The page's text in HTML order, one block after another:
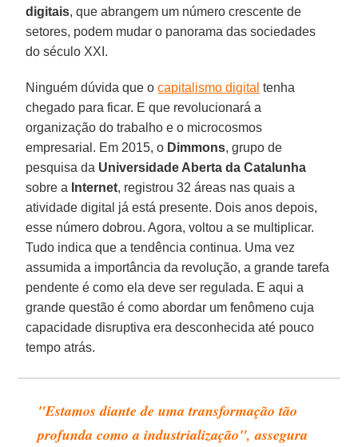
digitais, que abrangem um número crescente de
setores, podem mudar o panorama das sociedades
do século XXI.
Ninguém dúvida que ocapitalismo digital tenha
chegado para ficar. E que revolucionará a
organização do trabalho e o microcosmos
empresarial. Em 2015, o Dimmons, grupo de
pesquisa da Universidade Aberta da Catalunha
sobre a Internet, registrou 32 áreas nas quais a
atividade digital já está presente. Dois anos depois,
esse número dobrou. Agora, voltou a se multiplicar.
Tudo indica que a tendência continua. Uma vez
assumida a importância da revolução, a grande tarefa
pendente é como ela deve ser regulada. E aqui a
grande questão é como abordar um fenômeno cuja
capacidade disruptiva era desconhecida até pouco
tempo atrás.
"Estamos diante de uma transformação tão
profunda como a industrialização", assegura